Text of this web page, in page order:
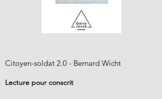
Citoyen-soldat 2.0 - Bernard Wicht
Lecture pour conscrit